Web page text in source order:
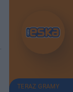
TERAZ GRAMY